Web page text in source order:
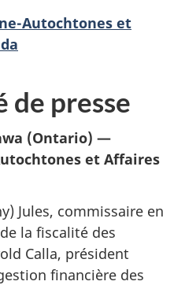
Autochtones et
de presse
(Ontario) —
et Affaires
Jules, commissaire en
la fiscalité des
Calla, président
financière des